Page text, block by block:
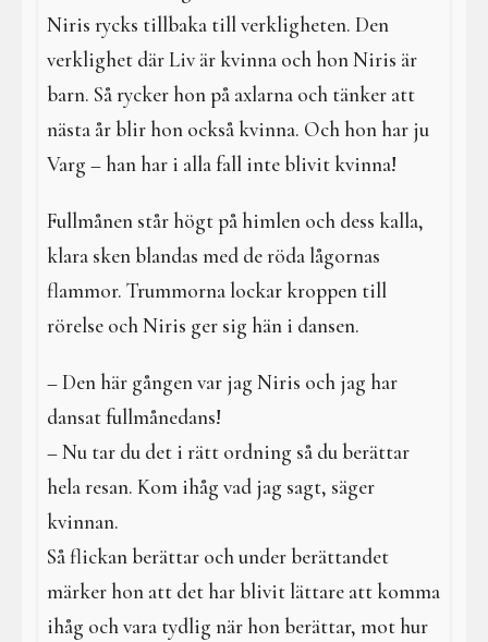
Niris rycks tillbaka till verkligheten. Den
verklighet där Liv är kvinna och hon Niris är
barn. Så rycker hon på axlarna och tänker att
nästa år blir hon också kvinna. Och hon har ju
Varg – han har i alla fall inte blivit kvinna!
Fullmånen står högt på himlen och dess kalla,
klara sken blandas med de röda lågornas
flammor. Trummorna lockar kroppen till
rörelse och Niris ger sig hän i dansen.
– Den här gången var jag Niris och jag har
dansat fullmånedans!
– Nu tar du det i rätt ordning så du berättar
hela resan. Kom ihåg vad jag sagt, säger
kvinnan.
Så flickan berättar och under berättandet
märker hon att det har blivit lättare att komma
ihåg och vara tydlig när hon berättar, mot hur